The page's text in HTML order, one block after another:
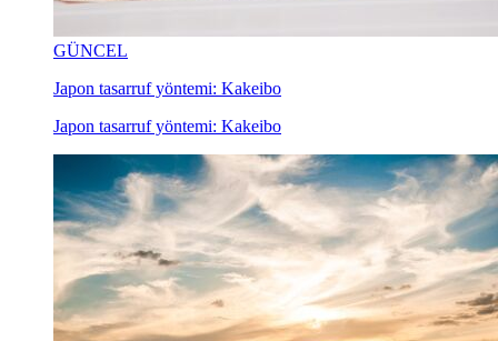
GÜNCEL
Japon tasarruf yöntemi: Kakeibo
Japon tasarruf yöntemi: Kakeibo